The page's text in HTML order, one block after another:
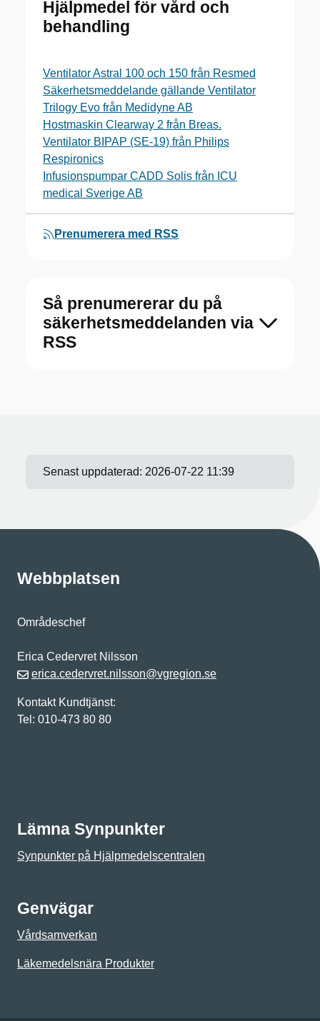
Hjälpmedel för vård och
behandling
Ventilator Astral 100 och 150 från Resmed
Säkerhetsmeddelande gällande Ventilator
Trilogy Evo från Medidyne AB
Hostmaskin Clearway 2 från Breas.
Ventilator BIPAP (SE-19) från Philips
Respironics
Infusionspumpar CADD Solis från ICU
medical Sverige AB
Prenumerera med RSS
Så prenumererar du på
säkerhetsmeddelanden via
RSS
Senast uppdaterad: 2026-07-22 11:39
Webbplatsen
Områdeschef
Erica Cedervret Nilsson
erica.cedervret.nilsson@vgregion.se
Kontakt Kundtjänst:
Tel: 010-473 80 80
Lämna Synpunkter
Synpunkter på Hjälpmedelscentralen
Genvägar
Vårdsamverkan
Läkemedelsnära Produkter